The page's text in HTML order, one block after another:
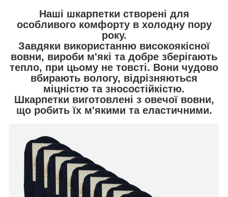
Наші шкарпетки створені для
особливого комфорту в холодну пору
року.
Завдяки використанню високоякісної
вовни, вироби м'які та добре зберігають
тепло, при цьому не товсті. Вони чудово
вбирають вологу, відрізняються
міцністю та зносостійкістю.
Шкарпетки виготовлені з овечої вовни,
що робить їх м'якими та еластичними.